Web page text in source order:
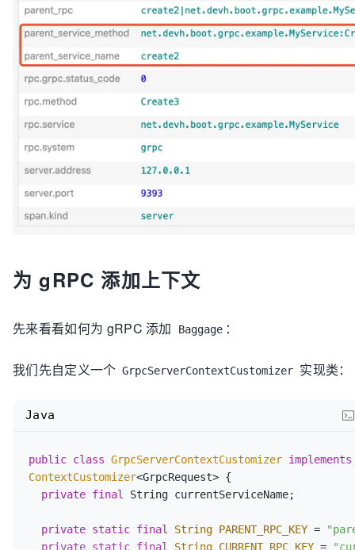
为 gRPC 添加上下文
先来看看如何为 gRPC 添加 Baggage ：
我们先自定义一个 GrpcServerContextCustomizer 实现类：
public class GrpcServerContextCustomizer implements
ContextCustomizer<GrpcRequest> {
private final String currentServiceName;
private static final String PARENT_RPC_KEY =
private static final String CURRENT_RPC_KEY =
Java